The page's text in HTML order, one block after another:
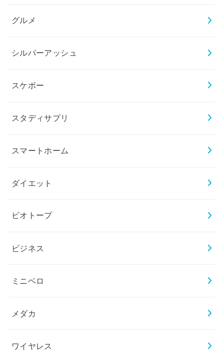
グルメ
シルバーアッシュ
スケボー
スタディサプリ
スマートホーム
ダイエット
ビオトープ
ビジネス
ミニベロ
メダカ
ワイヤレス